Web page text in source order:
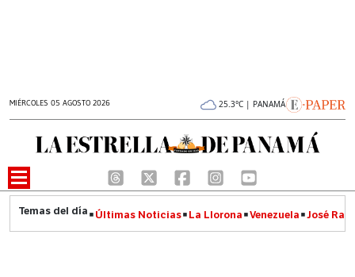
MIÉRCOLES 05 AGOSTO 2026 25.3°C | PANAMÁ
Últimas Noticias La Llorona Venezuela José